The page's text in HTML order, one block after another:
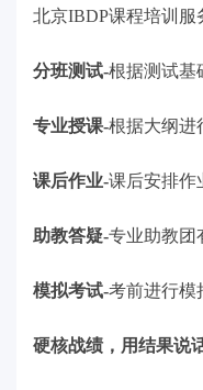
北京IBDP课程培训服
分班测试-根据测试基
专业授课-根据大纲进
课后作业-课后安排作
助教答疑-专业助教团
模拟考试-考前进行模
硬核战绩，用结果说